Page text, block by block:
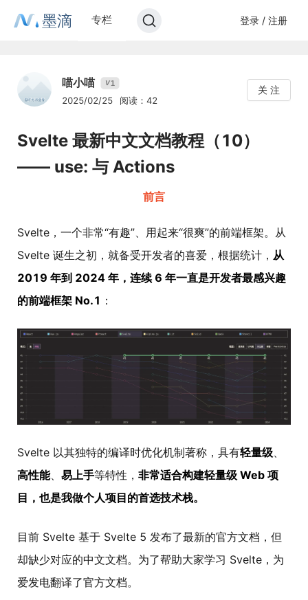
墨滴 专栏 登录 / 注册
喵小喵 V1
2025/02/25 阅读：42
关 注
Svelte 最新中文文档教程（10）
—— use: 与 Actions
前言
Svelte，一个非常“有趣”、用起来“很爽”的前端框架。从
Svelte 诞生之初，就备受开发者的喜爱，根据统计， 从
2019 年到 2024 年，连续 6 年一直是开发者最感兴趣
的前端框架 No.1 ：
Svelte 以其独特的编译时优化机制著称，具有轻量级
高性能、 易上手等特性， 非常适合构建轻量级 Web 项
目，也是我做个人项目的首选技术栈。
目前 Svelte 基于 Svelte 5 发布了最新的官方文档，但
却缺少对应的中文文档。为了帮助大家学习 Svelte，为
爱发电翻译了官方文档。